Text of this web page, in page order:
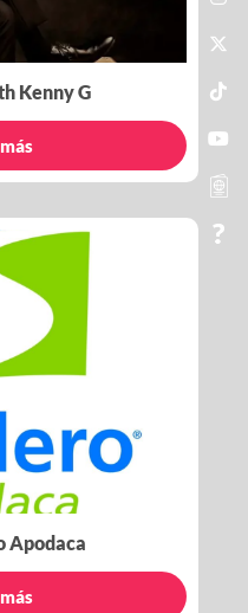
Kenny G
Apodaca